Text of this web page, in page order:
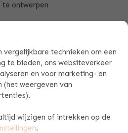
te ontwerpen
vergelijkbare technieken om een
te bieden, ons websiteverkeer
en voor marketing- en
(het weergeven van
wijzigen of intrekken op de
.